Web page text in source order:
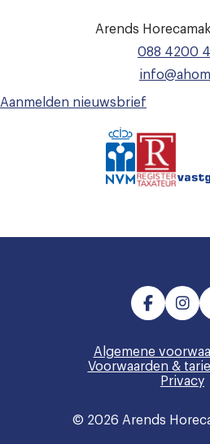
Arends
088 4200
Aanmelden nieuwsbrief
Algemene
Voorwaarden &
Privacy
© 2026 Arends